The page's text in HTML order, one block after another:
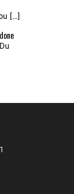
[…]